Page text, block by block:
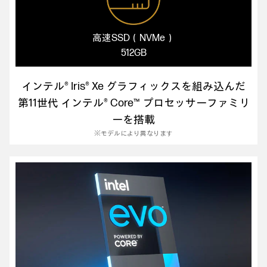
高速SSD（NVMe）
512GB
インテル® Iris® Xe グラフィックスを組み込んだ
第11世代 インテル® Core™ プロセッサーファミリ
ーを搭載
※モデルにより異なります